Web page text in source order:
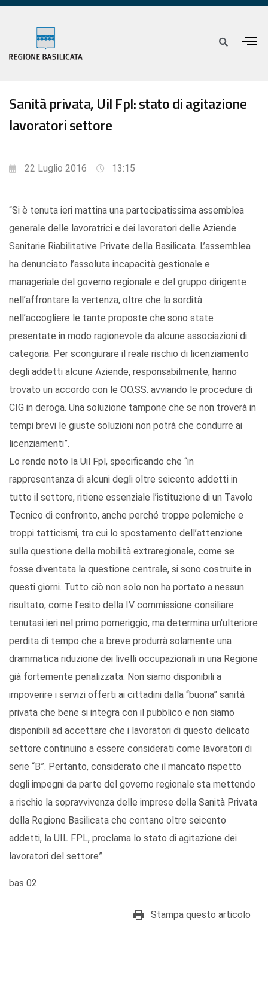
Sanità privata, Uil Fpl: stato di agitazione
lavoratori settore
22 Luglio 2016 13:15
“Si è tenuta ieri mattina una partecipatissima assemblea
generale delle lavoratrici e dei lavoratori delle Aziende
Sanitarie Riabilitative Private della Basilicata. L’assemblea
ha denunciato l’assoluta incapacità gestionale e
manageriale del governo regionale e del gruppo dirigente
nell’affrontare la vertenza, oltre che la sordità
nell’accogliere le tante proposte che sono state
presentate in modo ragionevole da alcune associazioni di
categoria. Per scongiurare il reale rischio di licenziamento
degli addetti alcune Aziende, responsabilmente, hanno
trovato un accordo con le OO.SS. avviando le procedure di
CIG in deroga. Una soluzione tampone che se non troverà in
tempi brevi le giuste soluzioni non potrà che condurre ai
licenziamenti”.
Lo rende noto la Uil Fpl, specificando che “in
rappresentanza di alcuni degli oltre seicento addetti in
tutto il settore, ritiene essenziale l’istituzione di un Tavolo
Tecnico di confronto, anche perché troppe polemiche e
troppi tatticismi, tra cui lo spostamento dell’attenzione
sulla questione della mobilità extraregionale, come se
fosse diventata la questione centrale, si sono costruite in
questi giorni. Tutto ciò non solo non ha portato a nessun
risultato, come l’esito della IV commissione consiliare
tenutasi ieri nel primo pomeriggio, ma determina un'ulteriore
perdita di tempo che a breve produrrà solamente una
drammatica riduzione dei livelli occupazionali in una Regione
già fortemente penalizzata. Non siamo disponibili a
impoverire i servizi offerti ai cittadini dalla “buona” sanità
privata che bene si integra con il pubblico e non siamo
disponibili ad accettare che i lavoratori di questo delicato
settore continuino a essere considerati come lavoratori di
serie “B”. Pertanto, considerato che il mancato rispetto
degli impegni da parte del governo regionale sta mettendo
a rischio la sopravvivenza delle imprese della Sanità Privata
della Regione Basilicata che contano oltre seicento
addetti, la UIL FPL, proclama lo stato di agitazione dei
lavoratori del settore”.
bas 02
Stampa questo articolo